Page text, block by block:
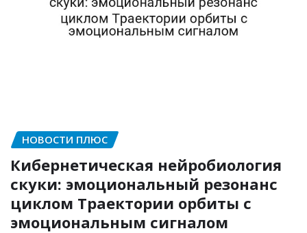
НОВОСТИ ПЛЮС
Кибернетическая нейробиология
скуки: эмоциональный резонанс
циклом Траектории орбиты с
эмоциональным сигналом